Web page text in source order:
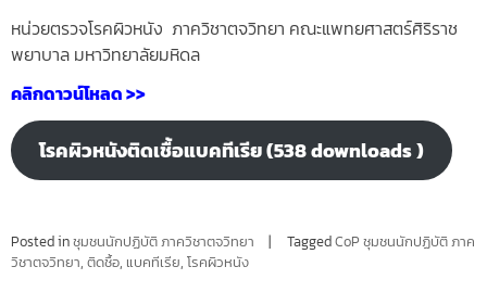
หน่วยตรวจโรคผิวหนัง ภาควิชาตจวิทยา คณะแพทยศาสตร์ศิริราช
พยาบาล มหาวิทยาลัยมหิดล
คลิกดาวน์โหลด >>
โรคผิวหนังติดเชื้อแบคทีเรีย (538 downloads )
Posted inชุมชนนักปฏิบัติ ภาควิชาตจวิทยา TaggedCoP ชุมชนนักปฏิบัติ ภาค
วิชาตจวิทยา, ติดชื้อ, แบคทีเรีย, โรคผิวหนัง